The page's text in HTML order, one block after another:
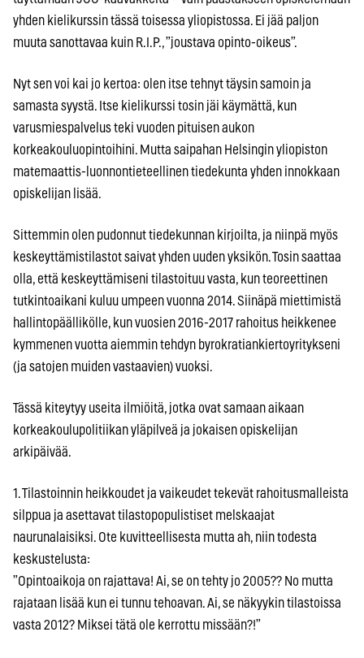
yhden kielikurssin tässä toisessa yliopistossa. Ei jää paljon
muuta sanottavaa kuin R.I.P., ”joustava opinto-oikeus”.
Nyt sen voi kai jo kertoa: olen itse tehnyt täysin samoin ja
samasta syystä. Itse kielikurssi tosin jäi käymättä, kun
varusmiespalvelus teki vuoden pituisen aukon
korkeakouluopintoihini. Mutta saipahan Helsingin yliopiston
matemaattis-luonnontieteellinen tiedekunta yhden innokkaan
opiskelijan lisää.
Sittemmin olen pudonnut tiedekunnan kirjoilta, ja niinpä myös
keskeyttämistilastot saivat yhden uuden yksikön. Tosin saattaa
olla, että keskeyttämiseni tilastoituu vasta, kun teoreettinen
tutkintoaikani kuluu umpeen vuonna 2014. Siinäpä miettimistä
hallintopäällikölle, kun vuosien 2016-2017 rahoitus heikkenee
kymmenen vuotta aiemmin tehdyn byrokratiankiertoyritykseni
(ja satojen muiden vastaavien) vuoksi.
Tässä kiteytyy useita ilmiöitä, jotka ovat samaan aikaan
korkeakoulupolitiikan yläpilveä ja jokaisen opiskelijan
arkipäivää.
1. Tilastoinnin heikkoudet ja vaikeudet tekevät rahoitusmalleista
silppua ja asettavat tilastopopulistiset melskaajat
naurunalaisiksi. Ote kuvitteellisesta mutta ah, niin todesta
keskustelusta:
”Opintoaikoja on rajattava! Ai, se on tehty jo 2005?? No mutta
rajataan lisää kun ei tunnu tehoavan. Ai, se näkyykin tilastoissa
vasta 2012? Miksei tätä ole kerrottu missään?!”